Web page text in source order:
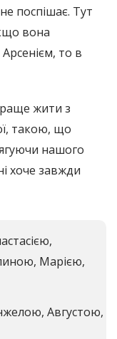
поспішає. Тут
вона
то в
жити з
такою, що
нашого
хоче завжди
Марією,
Августою,